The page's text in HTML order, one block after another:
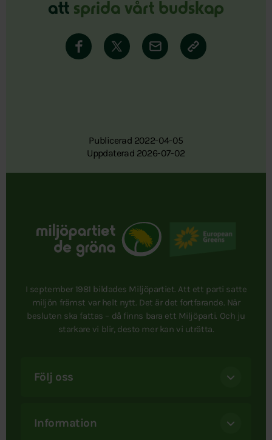
att sprida vårt budskap
Publicerad 2022-04-05
Uppdaterad 2026-07-02
I september 1981 bildades Miljöpartiet. Att ett parti satte
miljön främst var helt nytt. Det är det fortfarande. När
besluten ska fattas – då finns bara ett Miljöparti. Och ju
starkare vi blir, desto mer kan vi uträtta.
Följ oss
Information